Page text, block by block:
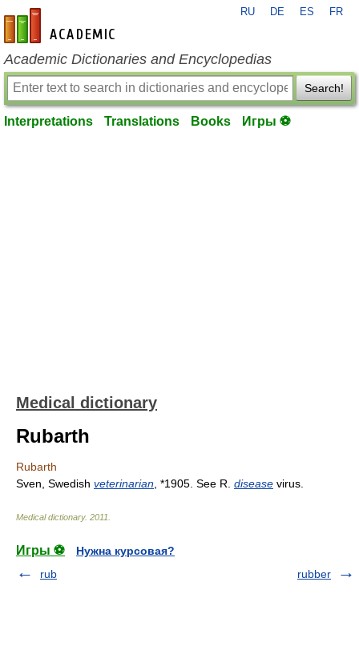
en-academic.com
RU DE ES FR
Academic Dictionaries and Encyclopedias
Search!
Interpretations Translations Books Игры ⚽
Medical dictionary
Rubarth
Rubarth
Sven, Swedish veterinarian , *1905. See R. disease virus.
Medical dictionary. 2011
Игры ⚽
Нужна курсовая?
rub
rubber